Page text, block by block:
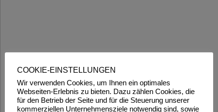
COOKIE-EINSTELLUNGEN
Wir verwenden Cookies, um Ihnen ein optimales
Webseiten-Erlebnis zu bieten. Dazu zählen Cookies, die
für den Betrieb der Seite und für die Steuerung unserer
kommerziellen Unternehmensziele notwendig sind, sowie